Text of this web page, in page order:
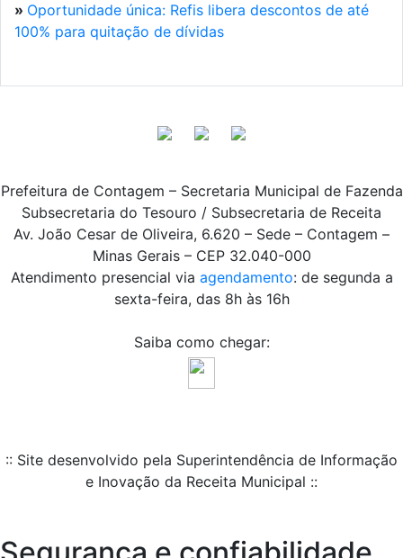
» Oportunidade única: Refis libera descontos de até
100% para quitação de dívidas
Prefeitura de Contagem – Secretaria Municipal de Fazenda
Subsecretaria do Tesouro / Subsecretaria de Receita
Av. João Cesar de Oliveira, 6.620 – Sede – Contagem –
Minas Gerais – CEP 32.040-000
Atendimento presencial via agendamento: de segunda a
sexta-feira, das 8h às 16h
Saiba como chegar:
:: Site desenvolvido pela Superintendência de Informação
e Inovação da Receita Municipal ::